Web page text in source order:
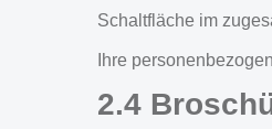
Schaltfläche im
Ihre
2.4